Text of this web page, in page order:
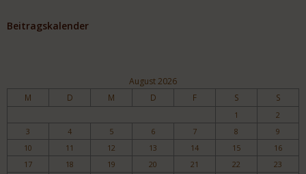
Beitragskalender
August 2026
M D M D F S S
1
2
3
4 5 6 7 8
9
10
11 12 13 14 15
16
17
18 19 20 21 22
23